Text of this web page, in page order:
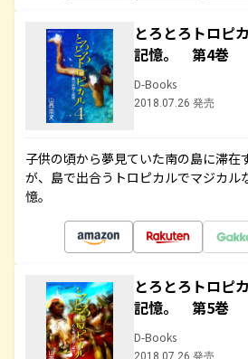
とろとろトロピ
記憶。 第4巻
D-Books
2018.07.26 発売
子供の頃から夢見ていた南の島に滞在
が、島で出合うトロピカルでマジカル
憶。
とろとろトロピ
記憶。 第5巻
D-Books
2018.07.26 発売